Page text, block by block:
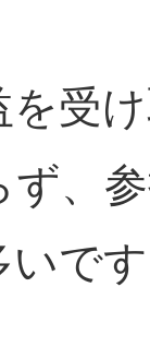
を受
ず、
いで